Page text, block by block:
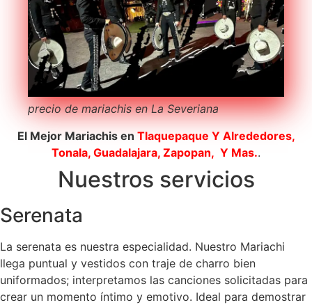
precio de mariachis en La Severiana
El Mejor Mariachis en Tlaquepaque Y Alrededores,
Tonala, Guadalajara, Zapopan, Y Mas..
Nuestros servicios
Serenata
La serenata es nuestra especialidad. Nuestro Mariachi
llega puntual y vestidos con traje de charro bien
uniformados; interpretamos las canciones solicitadas para
crear un momento íntimo y emotivo. Ideal para demostrar